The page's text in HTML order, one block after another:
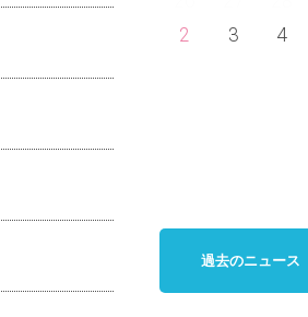
2
3 4
過去のニュース